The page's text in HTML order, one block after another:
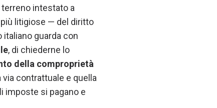
intestato a
litigiose — del diritto
italiano guarda con
, di chiederne lo
della comproprietà
contrattuale e quella
imposte si pagano e